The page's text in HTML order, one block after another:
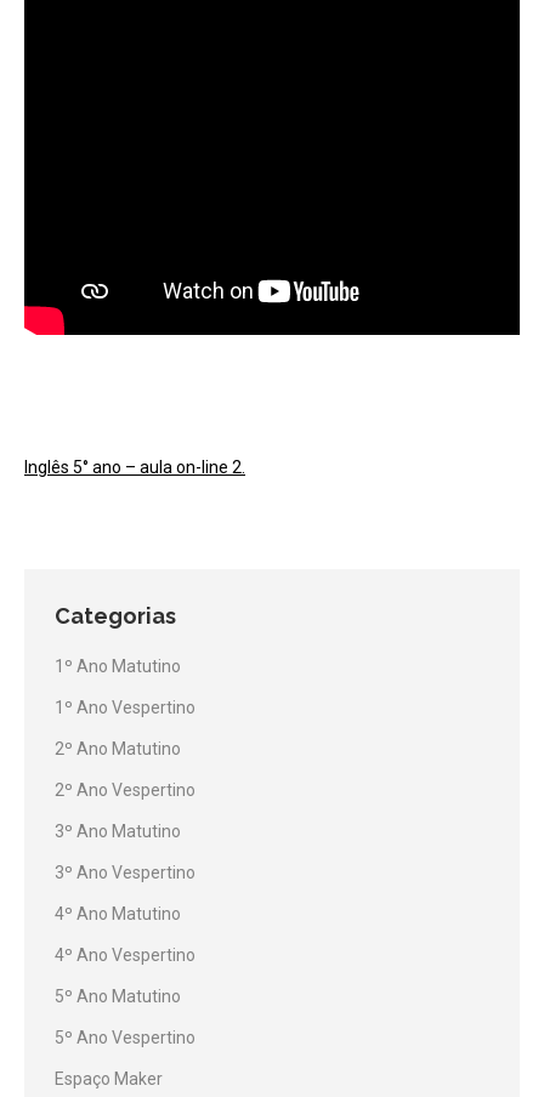
Inglês 5° ano – aula on-line 2.
Categorias
1º Ano Matutino
1º Ano Vespertino
2º Ano Matutino
2º Ano Vespertino
3º Ano Matutino
3º Ano Vespertino
4º Ano Matutino
4º Ano Vespertino
5º Ano Matutino
5º Ano Vespertino
Espaço Maker